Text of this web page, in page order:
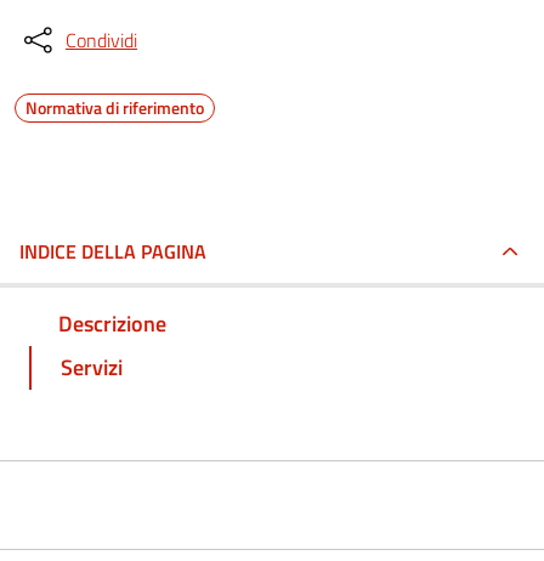
Condividi
Normativa di riferimento
INDICE DELLA PAGINA
Descrizione
Servizi